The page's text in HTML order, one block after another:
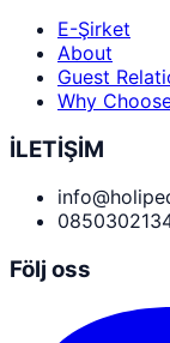
E-Şirket
About
Guest
Why
İLETİŞİM
Följ oss